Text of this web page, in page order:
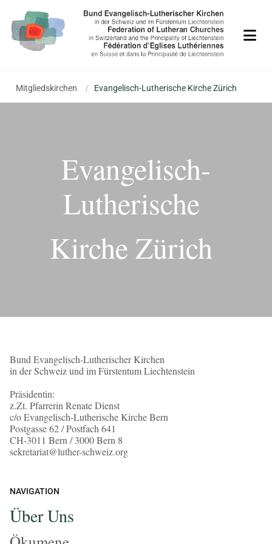
Mitgliedskirchen / Evangelisch-Lutherische Kirche Zürich
Evangelisch-
Lutherische
Kirche Zürich
Bund Evangelisch-Lutherischer Kirchen
in der Schweiz und im Fürstentum Liechtenstein
Präsidentin:
z.Zt. Pfarrerin Renate Dienst
c/o Evangelisch-Lutherische Kirche Bern
Postgasse 62 / Postfach 641
CH-3011 Bern / 3000 Bern 8
sekretariat@luther-schweiz.org
NAVIGATION
Über Uns